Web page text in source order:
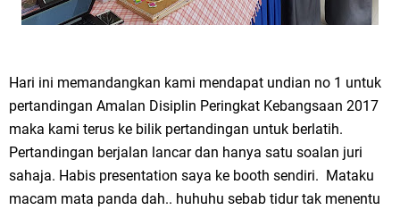
Hari ini memandangkan kami mendapat undian no 1 untuk
pertandingan Amalan Disiplin Peringkat Kebangsaan 2017
maka kami terus ke bilik pertandingan untuk berlatih.
Pertandingan berjalan lancar dan hanya satu soalan juri
sahaja. Habis presentation saya ke booth sendiri. Mataku
macam mata panda dah.. huhuhu sebab tidur tak menentu